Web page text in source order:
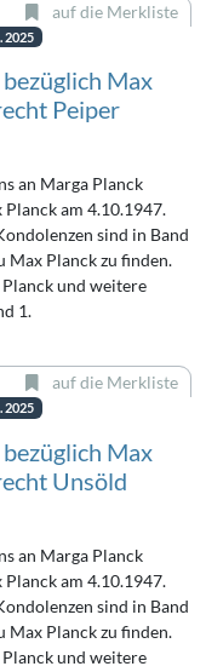
auf die Merkliste
2025
Max
Peiper
an Marga Planck
Planck am 4.10.1947.
sind in Band
Max Planck zu finden.
und weitere
1.
auf die Merkliste
2025
Max
Unsöld
an Marga Planck
Planck am 4.10.1947.
sind in Band
Max Planck zu finden.
und weitere